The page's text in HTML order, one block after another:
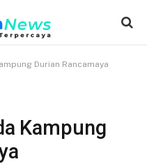
Durian Rancamaya
Kampung